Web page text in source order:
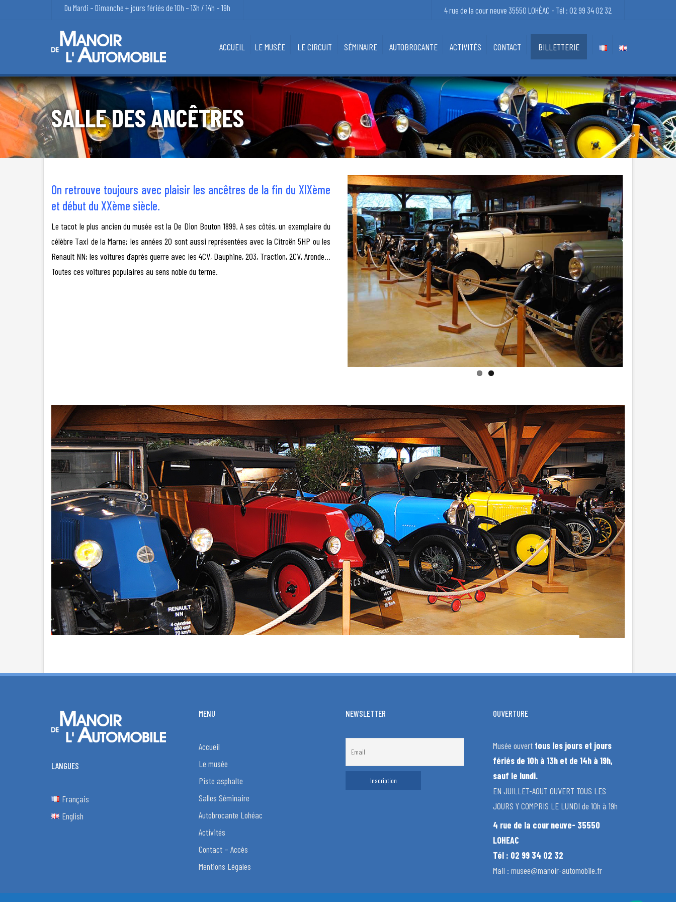
Du Mardi – Dimanche + jours fériés de 10h – 13h / 14h – 19h 4 rue de la cour neuve 35550 LOHÉAC - Tél : 02 99 34 02 32
ACCUEIL LE MUSÉE
HISTOIRE
LA COLLECTION
LES VIEUX MÉTIERS
PETITE FAIM
LA BOUTIQUE
LE CIRCUIT SÉMINAIRE AUTOBROCANTE ACTIVITÉS
LOISIRS
HÔTELS – RESTAURANTS
CONTACT
CONTACT – ACCÈS
LIENS UTILES
BILLETTERIE
SALLE DES ANCÊTRES
On retrouve toujours avec plaisir les ancêtres de la fin du XIXème
et début du XXème siècle.
Le tacot le plus ancien du musée est la De Dion Bouton 1899. A ses côtés, un exemplaire du
célèbre Taxi de la Marne; les années 20 sont aussi représentées avec la Citroën 5HP ou les
Renault NN; les voitures d’après guerre avec les 4CV, Dauphine, 203, Traction, 2CV, Aronde…
Toutes ces voitures populaires au sens noble du terme.
LANGUES
Français
English
MENU
Accueil
Le musée
Piste asphalte
Salles Séminaire
Autobrocante Lohéac
Activités
Contact – Accès
Mentions Légales
NEWSLETTER OUVERTURE
Musée ouvert tous les jours et jours
fériés de 10h à 13h et de 14h à 19h,
sauf le lundi.
EN JUILLET-AOUT OUVERT TOUS LES
JOURS Y COMPRIS LE LUNDI de 10h à 19h
4 rue de la cour neuve- 35550
LOHEAC
Tél : 02 99 34 02 32
Mail : musee@manoir-automobile.fr